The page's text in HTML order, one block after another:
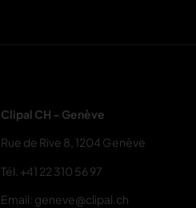
Clipal CH – Genève
Rue de Rive 8, 1204 Genève
Tél. +41 22 310 56 97
Email: geneve@clipal.ch